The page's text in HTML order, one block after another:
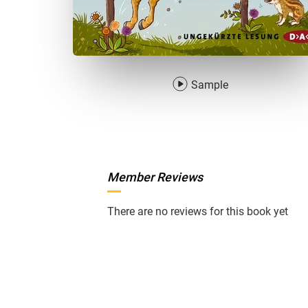
Sample
Member Reviews
There are no reviews for this book yet